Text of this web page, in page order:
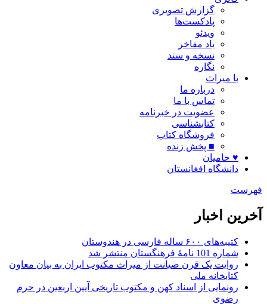
گزارش تصویری
پادکست‌ها
ویدئو
یاد مفاخر
نسخه و سند
نگاره
با میراث
درباره ما
تماس با ما
عضویت در خبرنامه
کتابشناسی
فروشگاه کتاب
■ پخش زنده
♥ حامیان
دانشگاه افغانستان
فهرست
آخرین اخبار
کتیبه‌های ۶۰۰ ساله فارسی در هندوستان
شماره 101 نامۀ فرهنگستان منتشر شد
روایت یک قرن صیانت از میراث مکتوب ایران به بیان معاون
کتابخانه ملی
رونمایی از اسناد کهن و مکتوب تاریخی آیین اربعین در حرم
رضوی